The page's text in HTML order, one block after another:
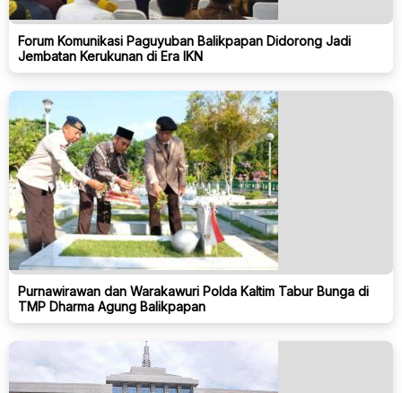
Forum Komunikasi Paguyuban Balikpapan Didorong Jadi
Jembatan Kerukunan di Era IKN
Purnawirawan dan Warakawuri Polda Kaltim Tabur Bunga di
TMP Dharma Agung Balikpapan